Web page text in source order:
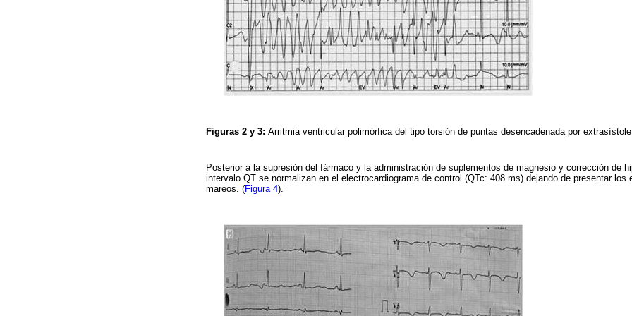
Figuras 2 y 3: Arritmia ventricular polimórfica del tipo torsión de puntas desencadenada por
Posterior a la supresión del fármaco y la administración de suplementos de magnesio y corrección de
intervalo QT se normalizan en el electrocardiograma de control (QTc: 408 ms) dejando de presentar los
mareos. (Figura 4).